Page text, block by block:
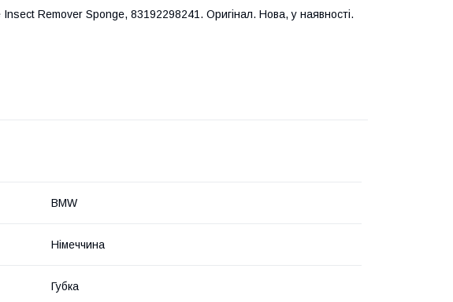
Remover Sponge, 83192298241. Оригінал. Нова, у наявності.
BMW
Німеччина
Губка